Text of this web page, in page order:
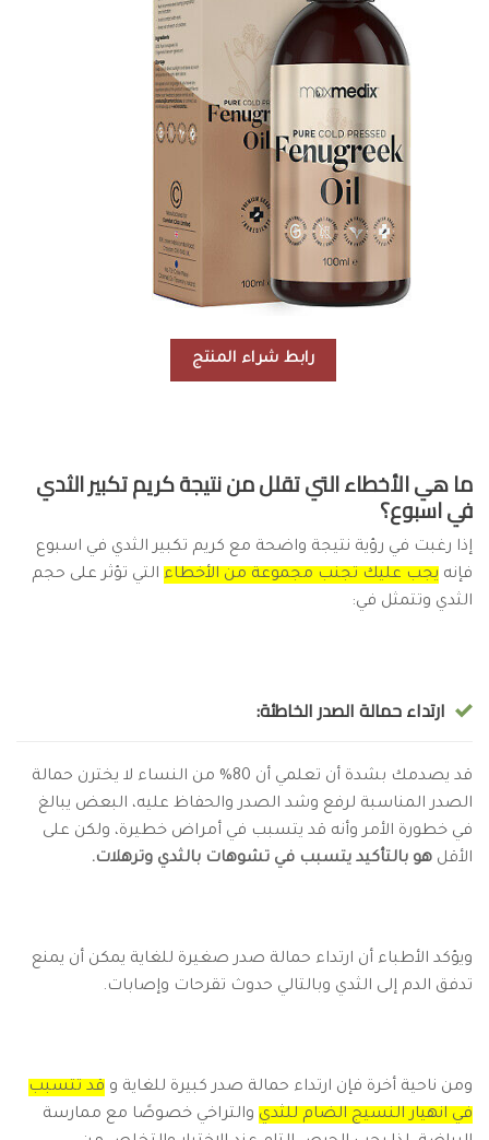
رابط شراء المنتج
ما هي الأخطاء التي تقلل من نتيجة كريم تكبير الثدي
في اسبوع؟
إذا رغبت في رؤية نتيجة واضحة مع كريم تكبير الثدي في اسبوع
فإنه يجب عليك تجنب مجموعة من الأخطاء التي تؤثر على حجم
الثدي وتتمثل في:
ارتداء حمالة الصدر الخاطئة:
قد يصدمك بشدة أن تعلمي أن 80% من النساء لا يخترن حمالة
الصدر المناسبة لرفع وشد الصدر والحفاظ عليه، البعض يبالغ
في خطورة الأمر وأنه قد يتسبب في أمراض خطيرة، ولكن على
الأقل هو بالتأكيد يتسبب في تشوهات بالثدي وترهلات.
ويؤكد الأطباء أن ارتداء حمالة صدر صغيرة للغاية يمكن أن يمنع
تدفق الدم إلى الثدي وبالتالي حدوث تقرحات وإصابات.
ومن ناحية أخرة فإن ارتداء حمالة صدر كبيرة للغاية و قد تتسبب
في انهيار النسيج الضام للثدي والتراخي خصوصًا مع ممارسة